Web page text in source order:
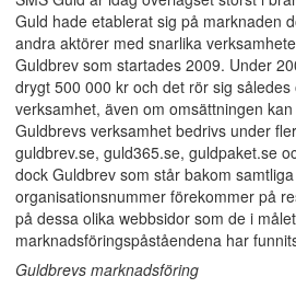
Guld hade etablerat sig på marknaden
andra aktörer med snarlika
Guldbrev som startades 2009. Under
drygt 500 000 kr och det rör sig
verksamhet, även om omsättningen
Guldbrevs verksamhet bedrivs under
guldbrev.se, guld365.se, guldpaket.se
dock Guldbrev som står bakom
organisationsnummer förekommer på
på dessa olika webbsidor som de i
marknadsföringspåståendena har
Guldbrevs marknadsföring